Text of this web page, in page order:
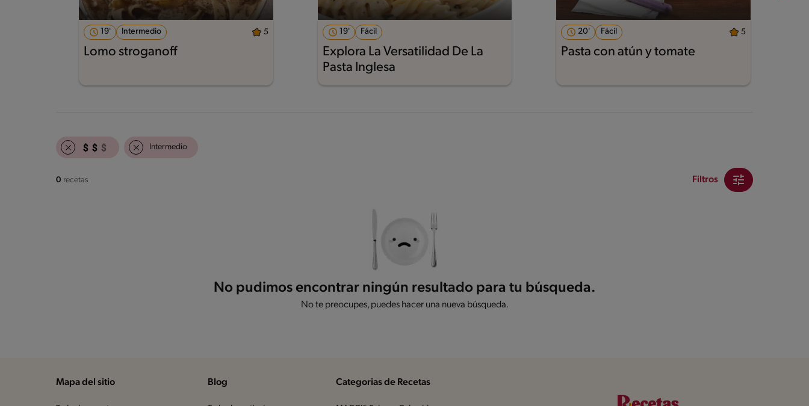
19' Intermedio 5
Lomo stroganoff
19' Fácil
Explora La Versatilidad De La
Pasta Inglesa
20' Fácil 5
Pasta con atún y tomate
Intermedio
0 recetas Filtros
No pudimos encontrar ningún resultado para tu búsqueda.
No te preocupes, puedes hacer una nueva búsqueda.
Mapa del sitio Blog Categorias de Recetas